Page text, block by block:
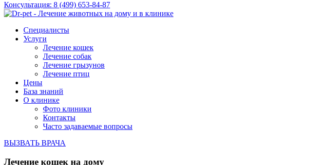
Консультация: 8 (499) 653-84-87
Специалисты
Услуги
Лечение кошек
Лечение собак
Лечение грызунов
Лечение птиц
Цены
База знаний
О клинике
Фото клиники
Контакты
Часто задаваемые вопросы
ВЫЗВАТЬ ВРАЧА
Лечение кошек на дому